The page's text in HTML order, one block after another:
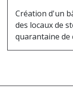
Création d'un
des locaux de
quarantaine de